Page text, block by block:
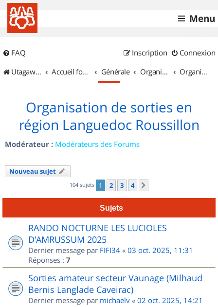
Menu
FAQ Connexion
Inscription
UtagawaVTT (Randos VTT et VTTAE avec traces GPS)
Accueil forum Générale Organisation de sorties & Recherche de partenaires Organisation de sorties en région Languedoc Roussillon
Organisation de sorties en
région Languedoc Roussillon
Modérateur : Modérateurs des Forums
Nouveau sujet
104 sujets 1 2 3 4
Sujets
RANDO NOCTURNE LES LUCIOLES
D'AMRUSSUM 2025
Dernier message par FIFI34 « 03 oct. 2025, 11:31
Réponses : 7
Sorties amateur secteur Vaunage (Milhaud
Bernis Langlade Caveirac)
Dernier message par michaelv « 02 oct. 2025, 14:21